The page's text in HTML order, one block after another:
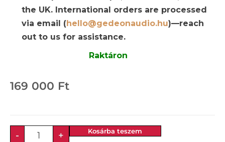
the UK. International orders are processed
via email (hello@gedeonaudio.hu)—reach
out to us for assistance.
Raktáron
169 000 Ft
- + Kosárba teszem